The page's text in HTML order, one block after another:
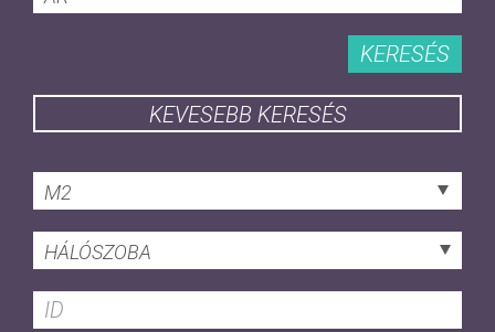
KERESÉS
KEVESEBB KERESÉS
M2
HÁLÓSZOBA